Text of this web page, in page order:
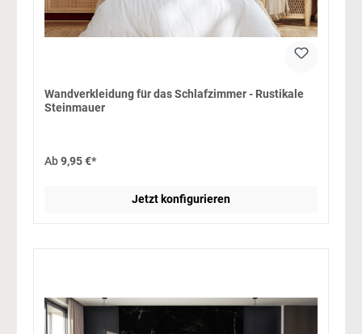
Wandverkleidung für das Schlafzimmer - Rustikale
Steinmauer
Ab9,95 €*
Jetzt konfigurieren